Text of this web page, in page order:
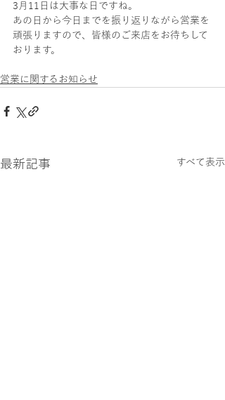
3月11日は大事な日ですね。
あの日から今日までを振り返りながら営業を
頑張りますので、皆様のご来店をお待ちして
おります。
営業に関するお知らせ
最新記事 すべて表示